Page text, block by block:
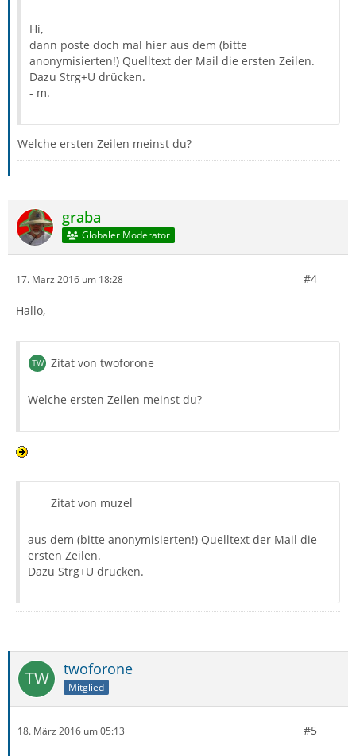
Hi,
dann poste doch mal hier aus dem (bitte
anonymisierten!) Quelltext der Mail die ersten Zeilen.
Dazu Strg+U drücken.
- m.
Welche ersten Zeilen meinst du?
graba
Globaler Moderator
17. März 2016 um 18:28 #4
Hallo,
Zitat von twoforone
Welche ersten Zeilen meinst du?
Zitat von muzel
aus dem (bitte anonymisierten!) Quelltext der Mail die
ersten Zeilen.
Dazu Strg+U drücken.
twoforone
Mitglied
18. März 2016 um 05:13 #5